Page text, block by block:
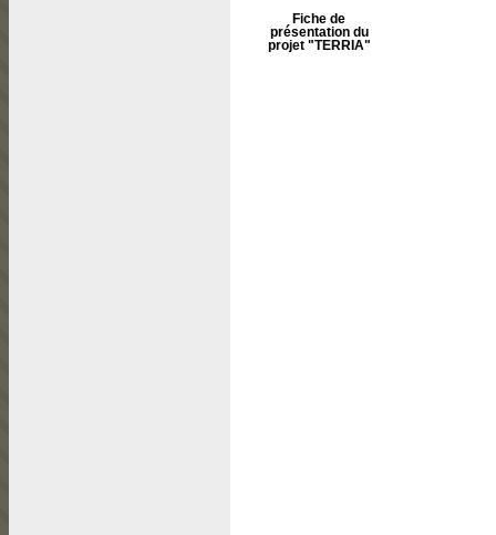
Fiche de
présentation du
projet "TERRIA"